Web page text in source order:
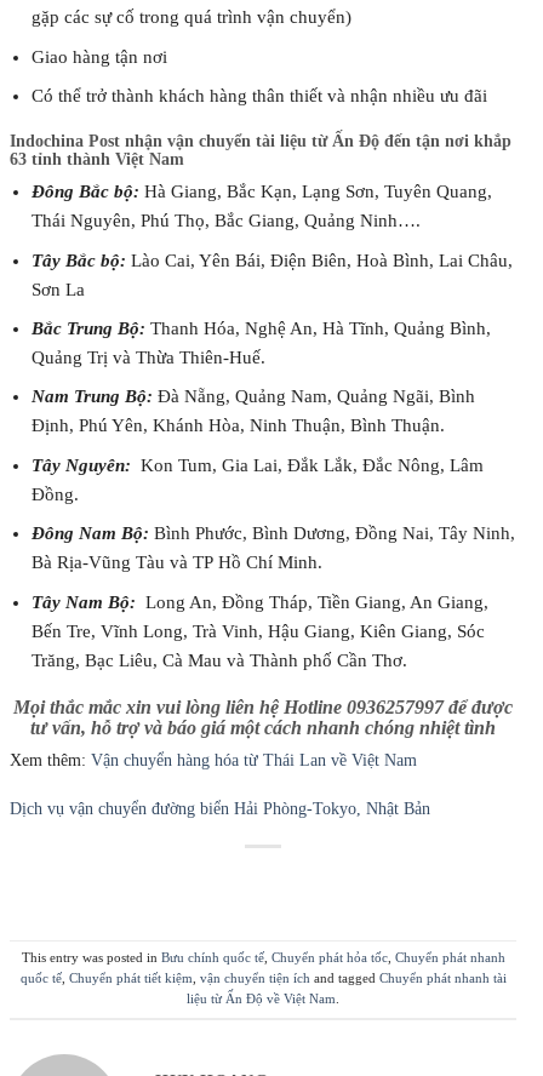
gặp các sự cố trong quá trình vận chuyển)
Giao hàng tận nơi
Có thể trở thành khách hàng thân thiết và nhận nhiều ưu đãi
Indochina Post nhận vận chuyển tài liệu từ Ấn Độ đến tận nơi khắp
63 tỉnh thành Việt Nam
Đông Bắc bộ: Hà Giang, Bắc Kạn, Lạng Sơn, Tuyên Quang,
Thái Nguyên, Phú Thọ, Bắc Giang, Quảng Ninh….
Tây Bắc bộ: Lào Cai, Yên Bái, Điện Biên, Hoà Bình, Lai Châu,
Sơn La
Bắc Trung Bộ: Thanh Hóa, Nghệ An, Hà Tĩnh, Quảng Bình,
Quảng Trị và Thừa Thiên-Huế.
Nam Trung Bộ: Đà Nẵng, Quảng Nam, Quảng Ngãi, Bình
Định, Phú Yên, Khánh Hòa, Ninh Thuận, Bình Thuận.
Tây Nguyên: Kon Tum, Gia Lai, Đắk Lắk, Đắc Nông, Lâm
Đồng.
Đông Nam Bộ:Bình Phước, Bình Dương, Đồng Nai, Tây Ninh,
Bà Rịa-Vũng Tàu và TP Hồ Chí Minh.
Tây Nam Bộ: Long An, Đồng Tháp, Tiền Giang, An Giang,
Bến Tre, Vĩnh Long, Trà Vinh, Hậu Giang, Kiên Giang, Sóc
Trăng, Bạc Liêu, Cà Mau và Thành phố Cần Thơ.
Mọi thắc mắc xin vui lòng liên hệ Hotline 0936257997 để được
tư vấn, hỗ trợ và báo giá một cách nhanh chóng nhiệt tình
Xem thêm: Vận chuyển hàng hóa từ Thái Lan về Việt Nam
Dịch vụ vận chuyển đường biển Hải Phòng-Tokyo, Nhật Bản
This entry was posted in Bưu chính quốc tế, Chuyển phát hỏa tốc, Chuyển phát nhanh
quốc tế, Chuyển phát tiết kiệm vận chuyển tiện ích and tagged Chuyển phát nhanh tài
liệu từ Ấn Độ về Việt Nam